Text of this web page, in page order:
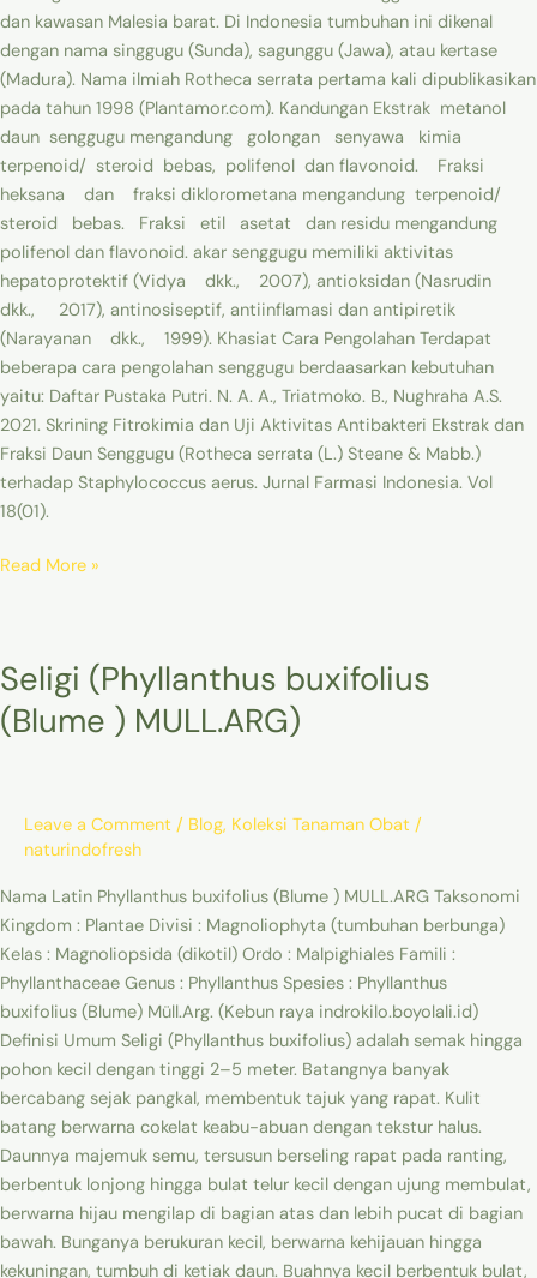
dan kawasan Malesia barat. Di Indonesia tumbuhan ini dikenal
dengan nama singgugu (Sunda), sagunggu (Jawa), atau kertase
(Madura). Nama ilmiah Rotheca serrata pertama kali dipublikasikan
pada tahun 1998 (Plantamor.com). Kandungan Ekstrak metanol
daun senggugu mengandung golongan senyawa kimia
terpenoid/ steroid bebas, polifenol dan flavonoid. Fraksi
heksana dan fraksi diklorometana mengandung terpenoid/
steroid bebas. Fraksi etil asetat dan residu mengandung
polifenol dan flavonoid. akar senggugu memiliki aktivitas
hepatoprotektif (Vidya dkk., 2007), antioksidan (Nasrudin
dkk., 2017), antinosiseptif, antiinflamasi dan antipiretik
(Narayanan dkk., 1999). Khasiat Cara Pengolahan Terdapat
beberapa cara pengolahan senggugu berdaasarkan kebutuhan
yaitu: Daftar Pustaka Putri. N. A. A., Triatmoko. B., Nughraha A.S.
2021. Skrining Fitrokimia dan Uji Aktivitas Antibakteri Ekstrak dan
Fraksi Daun Senggugu (Rotheca serrata (L.) Steane & Mabb.)
terhadap Staphylococcus aerus. Jurnal Farmasi Indonesia. Vol
18(01).
Read More »
Seligi (Phyllanthus buxifolius
(Blume ) MULL.ARG)
Leave a Comment / Blog, Koleksi Tanaman Obat /
naturindofresh
Nama Latin Phyllanthus buxifolius (Blume ) MULL.ARG Taksonomi
Kingdom : Plantae Divisi : Magnoliophyta (tumbuhan berbunga)
Kelas : Magnoliopsida (dikotil) Ordo : Malpighiales Famili :
Phyllanthaceae Genus : Phyllanthus Spesies : Phyllanthus
buxifolius (Blume) Müll.Arg. (Kebun raya indrokilo.boyolali.id)
Definisi Umum Seligi (Phyllanthus buxifolius) adalah semak hingga
pohon kecil dengan tinggi 2–5 meter. Batangnya banyak
bercabang sejak pangkal, membentuk tajuk yang rapat. Kulit
batang berwarna cokelat keabu-abuan dengan tekstur halus.
Daunnya majemuk semu, tersusun berseling rapat pada ranting,
berbentuk lonjong hingga bulat telur kecil dengan ujung membulat,
berwarna hijau mengilap di bagian atas dan lebih pucat di bagian
bawah. Bunganya berukuran kecil, berwarna kehijauan hingga
kekuningan, tumbuh di ketiak daun. Buahnya kecil berbentuk bulat,
(Phyllanthus
buxifolius
(Blume